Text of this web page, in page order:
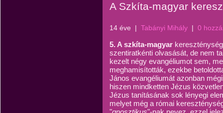
A Szkíta-magyar
14 éve | Tabányi Mihály | 0
5. A szkíta-magyar
szentiratkénti olvasását, de nem
kezelt négy evangéliumot sem,
meghamisították, ezekbe
János evangéliumát azonban
hiszen mindketten Jézus
Jézus tanításának sok lényegi
melyet még a római